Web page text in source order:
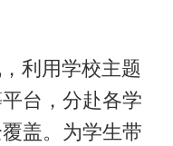
利用学校主题
台，分赴各学
盖。为学生带